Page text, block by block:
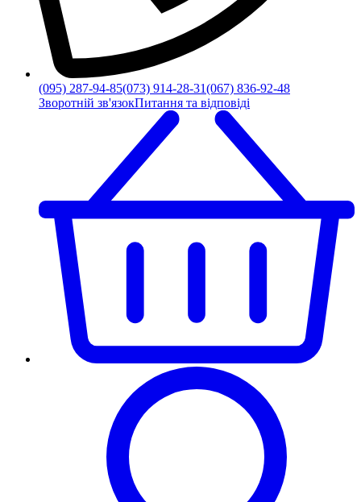
(095) 287-94-85(073) 914-28-31(067) 836-92-48
Зворотній зв'язокПитання та відповіді